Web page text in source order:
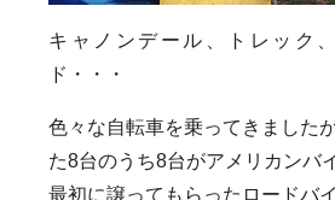
キャノンデール、トレック
ド・・・
色々な自転車を乗ってきました
た8台のうち8台がアメリカンバ
最初に譲ってもらったロードバ